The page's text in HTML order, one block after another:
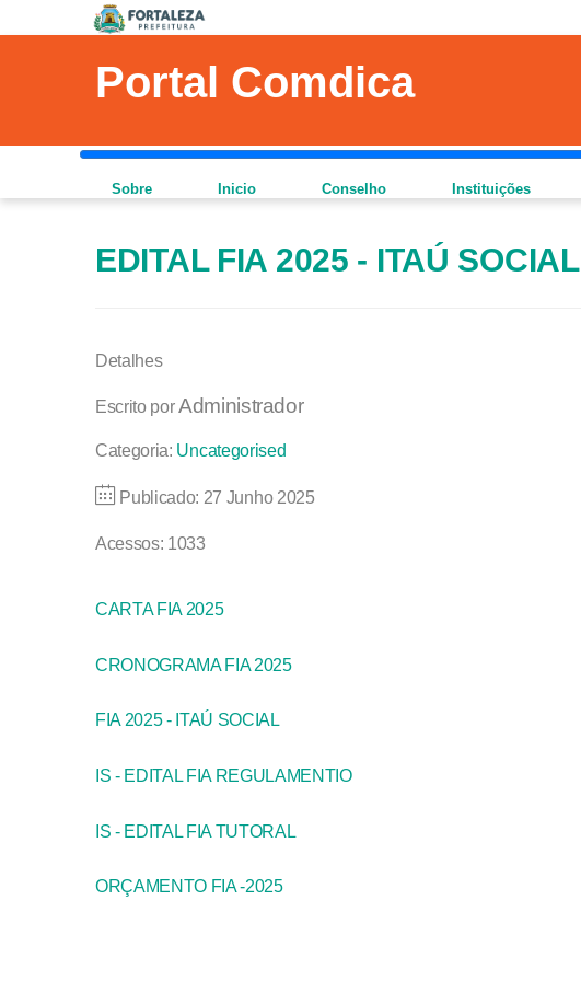
Portal Comdica
Sobre Inicio Conselho Instituições
EDITAL FIA 2025 - ITAÚ SOCIAL
Detalhes
Escrito porAdministrador
Categoria: Uncategorised
Publicado: 27 Junho 2025
Acessos: 1033
CARTA FIA 2025
CRONOGRAMA FIA 2025
FIA 2025 - ITAÚ SOCIAL
IS - EDITAL FIA REGULAMENTIO
IS - EDITAL FIA TUTORAL
ORÇAMENTO FIA -2025